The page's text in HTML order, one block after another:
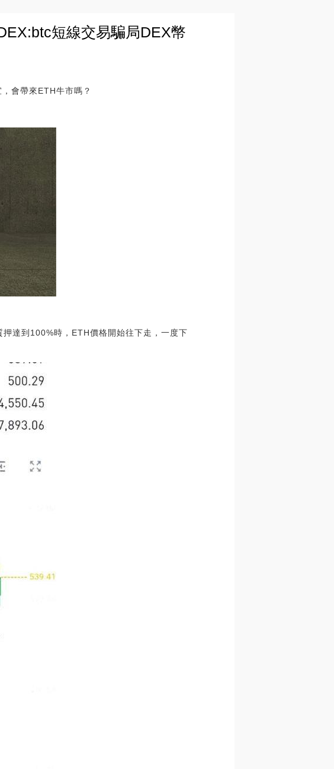
短線交易騙局DEX幣
會帶來ETH牛市嗎？
達到100%時，ETH價格開始往下走，一度下